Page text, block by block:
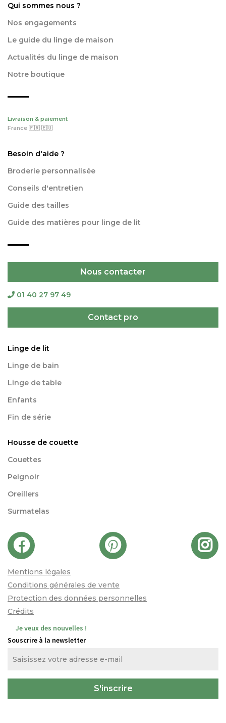
Qui sommes nous ?
Nos engagements
Le guide du linge de maison
Actualités du linge de maison
Notre boutique
Livraison & paiement
France 🇫🇷 🇪🇺
Besoin d'aide ?
Broderie personnalisée
Conseils d'entretien
Guide des tailles
Guide des matières pour linge de lit
Nous contacter
01 40 27 97 49
Contact pro
Linge de lit
Linge de bain
Linge de table
Enfants
Fin de série
Housse de couette
Couettes
Peignoir
Oreillers
Surmatelas
Mentions légales
Conditions générales de vente
Protection des données personnelles
Crédits
Je veux des nouvelles !
Souscrire à la newsletter